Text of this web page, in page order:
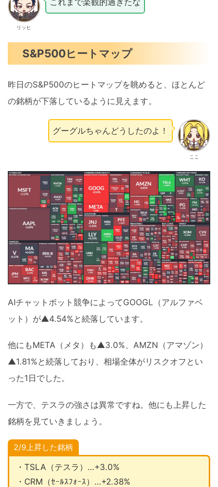
リッヒ
S&P500ヒートマップ
昨日のS&P500のヒートマップを眺めると、ほとんど
の銘柄が下落しているように見えます。
ここ
グーグルちゃんどうしたのよ！
AIチャットボット競争によってGOOGL（アルファベ
ット）が▲4.54%と続落しています。
他にもMETA（メタ）も▲3.0%、AMZN（アマゾン）
▲1.81%と続落しており、相場全体がリスクオフとい
った1日でした。
一方で、テスラの強さは異常ですね。他にも上昇した
銘柄を見ていきましょう。
2/9上昇した銘柄
・TSLA（テスラ）…+3.0%
・CRM（ｾｰﾙｽﾌｫｰｽ）…+2.38%